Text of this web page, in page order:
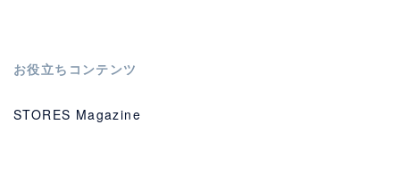
お役立ちコンテンツ
STORES Magazine